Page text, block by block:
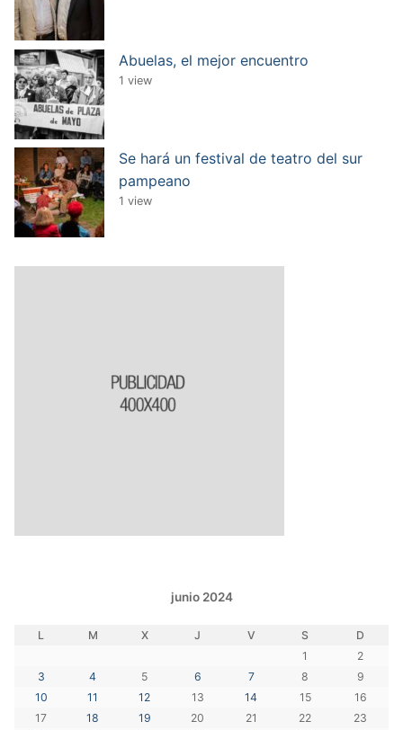
Abuelas, el mejor encuentro
1 view
Se hará un festival de teatro del sur
pampeano
1 view
junio 2024
L M X J V S D
1
2
3
4 5 6 7 8
9
10
11 12 13 14 15
16
17
18 19 20 21 22
23